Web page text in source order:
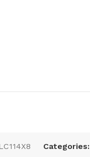
Categories: